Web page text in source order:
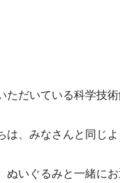
ただいている科学技
は、みなさんと同じ
ぬいぐるみと一緒に